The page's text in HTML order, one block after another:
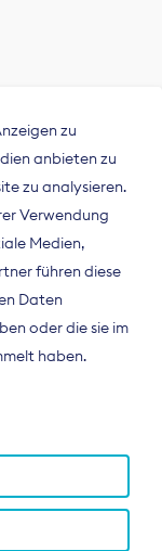
und
zu
anbieten zu
zu analysieren.
Verwendung
Medien,
führen diese
Daten
oder die sie im
haben.